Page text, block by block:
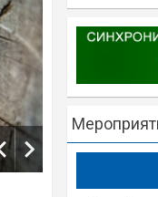
требуется
документов.
банка
историю